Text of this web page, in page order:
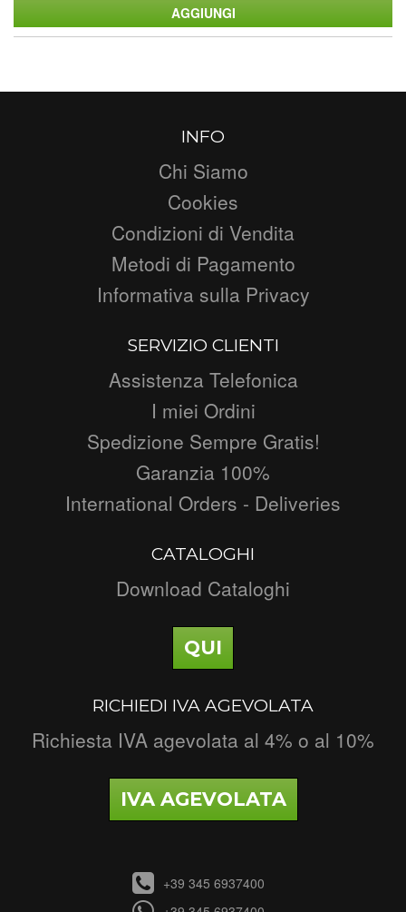
INFO
Chi Siamo
Cookies
Condizioni di Vendita
Metodi di Pagamento
Informativa sulla Privacy
SERVIZIO CLIENTI
Assistenza Telefonica
I miei Ordini
Spedizione Sempre Gratis!
Garanzia 100%
International Orders - Deliveries
CATALOGHI
Download Cataloghi
QUI
RICHIEDI IVA AGEVOLATA
Richiesta IVA agevolata al 4% o al 10%
IVA AGEVOLATA
+39 345 6937400